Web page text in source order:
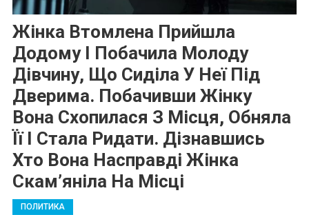
Жінка Втомлена Прийшла
Додому І Побачила Молоду
Дівчину, Що Сиділа У Неї Під
Дверима. Побачивши Жінку
Вона Схопилася З Місця, Обняла
Її І Стала Pидати. Дізнавшись
Хто Вона Насправді Жінка
Скам’яніла На Місці
ПОЛИТИКА